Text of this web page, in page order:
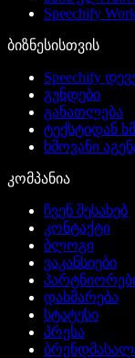
Speechify
ბიზნესისთვის
Speechify
გუნდები
განათლება
ტექსტიდან
ხმოვანი
კომპანია
ჩვენ შესახებ
კონტაქტი
ბლოგი
ვაკანსიები
დახმარება
სტატუსი
პრესა